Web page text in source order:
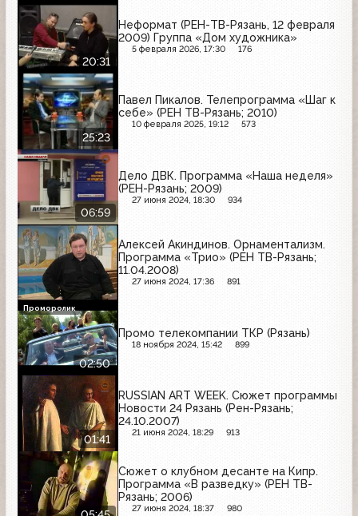
20:31
Неформат (РЕН-ТВ-Рязань, 12 февраля
2009) Группа «Дом художника»
5 февраля 2026, 17:30 176
25:23
Павел Пикалов. Телепрограмма «Шаг к
себе» (РЕН ТВ-Рязань; 2010)
10 февраля 2025, 19:12 573
06:59
Дело ДВК. Программа «Наша неделя»
(РЕН-Рязань; 2009)
27 июня 2024, 18:30 934
Алексей Акиндинов. Орнаментализм.
Программа «Трио» (РЕН ТВ-Рязань;
11.04.2008)
27 июня 2024, 17:36 891
02:50
Промо телекомпании ТКР (Рязань)
18 ноября 2024, 15:42 899
Проморолик
01:41
RUSSIAN ART WEEK. Сюжет программы
Новости 24 Рязань (Рен-Рязань;
24.10.2007)
21 июня 2024, 18:29 913
Сюжет о клубном десанте на Кипр.
Программа «В разведку» (РЕН ТВ-
Рязань; 2006)
27 июня 2024, 18:37 980